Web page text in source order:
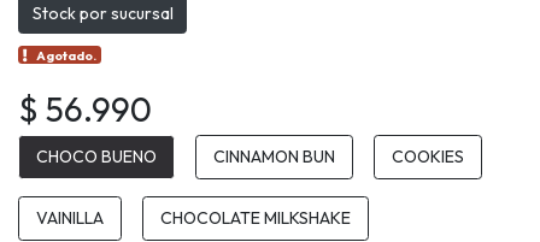
Stock por sucursal
Agotado.
$ 56.990
CHOCO BUENO CINNAMON BUN COOKIES
VAINILLA CHOCOLATE MILKSHAKE